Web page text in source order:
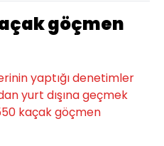
göçmen
yaptığı denetimler
yurt dışına geçmek
kaçak göçmen